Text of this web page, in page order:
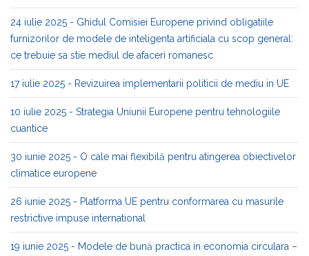
24 iulie 2025 - Ghidul Comisiei Europene privind obligatiile
furnizorilor de modele de inteligenta artificiala cu scop general:
ce trebuie sa stie mediul de afaceri romanesc
17 iulie 2025 - Revizuirea implementarii politicii de mediu in UE
10 iulie 2025 - Strategia Uniunii Europene pentru tehnologiile
cuantice
30 iunie 2025 - O cale mai flexibilă pentru atingerea obiectivelor
climatice europene
26 iunie 2025 - Platforma UE pentru conformarea cu masurile
restrictive impuse international
19 iunie 2025 - Modele de bună practica in economia circulara –